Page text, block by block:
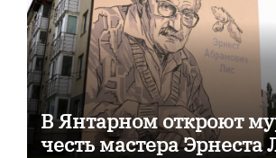
В Янтарном откроют
честь мастера Эрнеста